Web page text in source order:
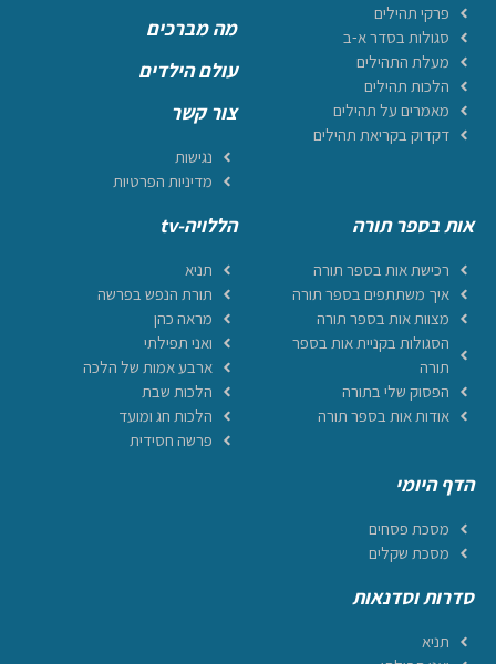
פרקי תהילים
סגולות בסדר א-ב
מעלת התהילים
הלכות תהילים
מאמרים על תהילים
דקדוק בקריאת תהילים
מה מברכים
עולם הילדים
צור קשר
נגישות
מדיניות הפרטיות
אות בספר תורה
רכישת אות בספר תורה
איך משתתפים בספר תורה
מצוות אות בספר תורה
הסגולות בקניית אות בספר
תורה
הפסוק שלי בתורה
אודות אות בספר תורה
הללויה-tv
תניא
תורת הנפש בפרשה
מראה כהן
ואני תפילתי
ארבע אמות של הלכה
הלכות שבת
הלכות חג ומועד
פרשה חסידית
הדף היומי
מסכת פסחים
מסכת שקלים
סדרות וסדנאות
תניא